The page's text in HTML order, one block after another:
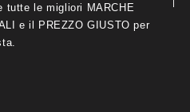
tutte le migliori MARCHE
e il PREZZO GIUSTO per